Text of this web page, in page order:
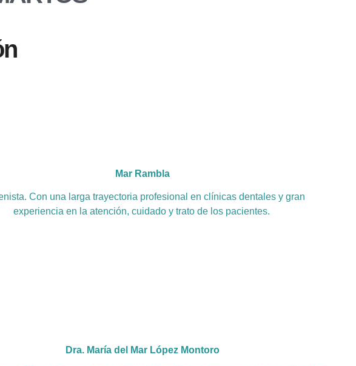
Mar Rambla
Con una larga trayectoria profesional en clínicas dentales y gran
experiencia en la atención, cuidado y trato de los pacientes.
Dra. María del Mar López Montoro